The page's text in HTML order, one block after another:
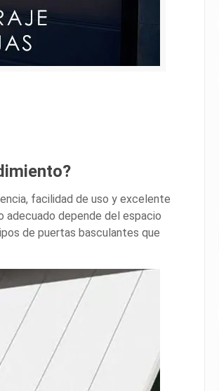
facilidad de uso y excelente
adecuado depende del espacio
de puertas basculantes que